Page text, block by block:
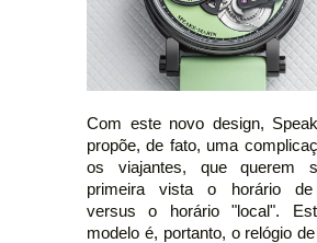
Com este novo design,
propõe, de fato, uma
os viajantes, que querem
primeira vista o horário de
versus o horário "local".
modelo é, portanto, o relógio